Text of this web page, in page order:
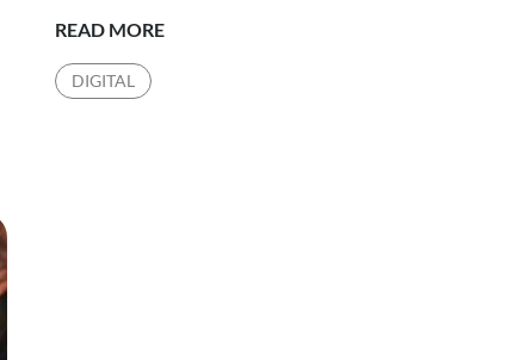
READ MOREUNE
DIGITAL